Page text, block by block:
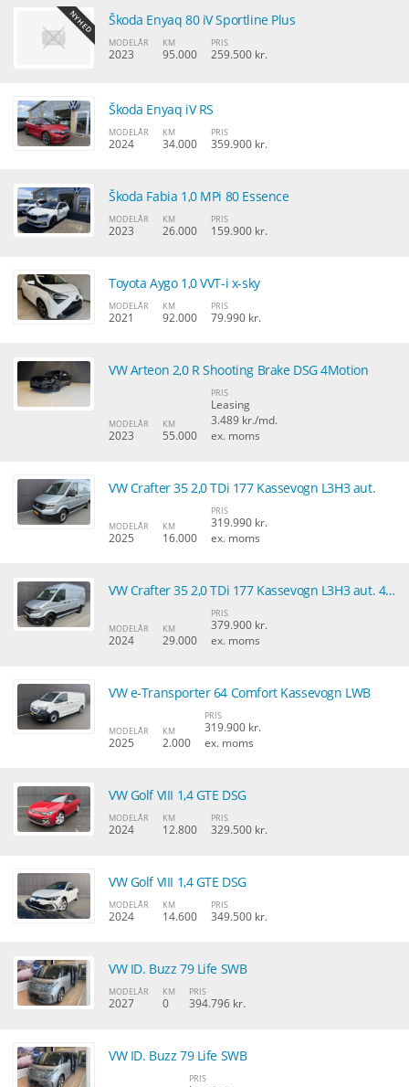
Škoda Enyaq 80 iV Sportline Plus
MODELÅR
2023
KM
95.000
PRIS
259.500 kr.
Škoda Enyaq iV RS
MODELÅR
2024
KM
34.000
PRIS
359.900 kr.
Škoda Fabia 1,0 MPi 80 Essence
MODELÅR
2023
KM
26.000
PRIS
159.900 kr.
Toyota Aygo 1,0 VVT-i x-sky
MODELÅR
2021
KM
92.000
PRIS
79.990 kr.
VW Arteon 2,0 R Shooting Brake DSG 4Motion
MODELÅR
2023
KM
55.000
PRIS
Leasing
3.489 kr./md.
ex. moms
VW Crafter 35 2,0 TDi 177 Kassevogn L3H3 aut.
MODELÅR
2025
KM
16.000
PRIS
319.990 kr.
ex. moms
VW Crafter 35 2,0 TDi 177 Kassevogn L3H3 aut. 4Motion
MODELÅR
2024
KM
29.000
PRIS
379.900 kr.
ex. moms
VW e-Transporter 64 Comfort Kassevogn LWB
MODELÅR
2025
KM
2.000
PRIS
319.900 kr.
ex. moms
VW Golf VIII 1,4 GTE DSG
MODELÅR
2024
KM
12.800
PRIS
329.500 kr.
VW Golf VIII 1,4 GTE DSG
MODELÅR
2024
KM
14.600
PRIS
349.500 kr.
VW ID. Buzz 79 Life SWB
MODELÅR
2027
KM
0
PRIS
394.796 kr.
VW ID. Buzz 79 Life SWB
PRIS